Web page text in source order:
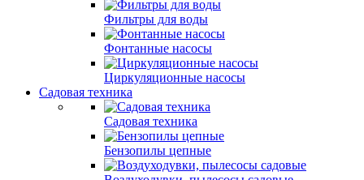
Фильтры для воды
Фонтанные насосы
Циркуляционные насосы
Садовая техника
Садовая техника
Бензопилы цепные